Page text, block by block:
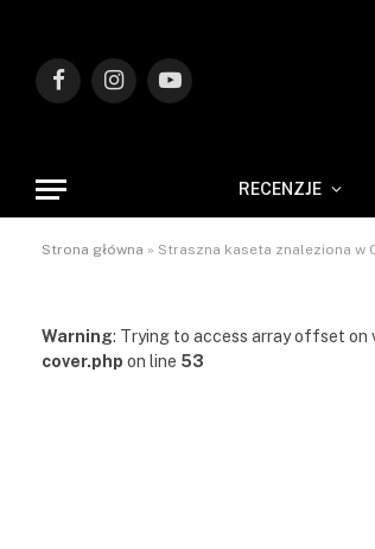
FacebookInstagramYouTube
RECENZJE
Strona główna » Straszna kaseta znaleziona w
Warning: Trying to access array offset on
cover.php on line 53